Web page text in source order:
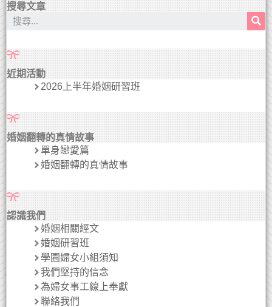
搜尋文章
近期活動
2026上半年婚姻研習班
婚姻翻轉的真情故事
單身戀愛篇
婚姻翻轉的真情故事
認識我們
婚姻相關經文
婚姻研習班
學園婦女小組須知
我們堅持的信念
為婦女事工線上奉獻
聯絡我們